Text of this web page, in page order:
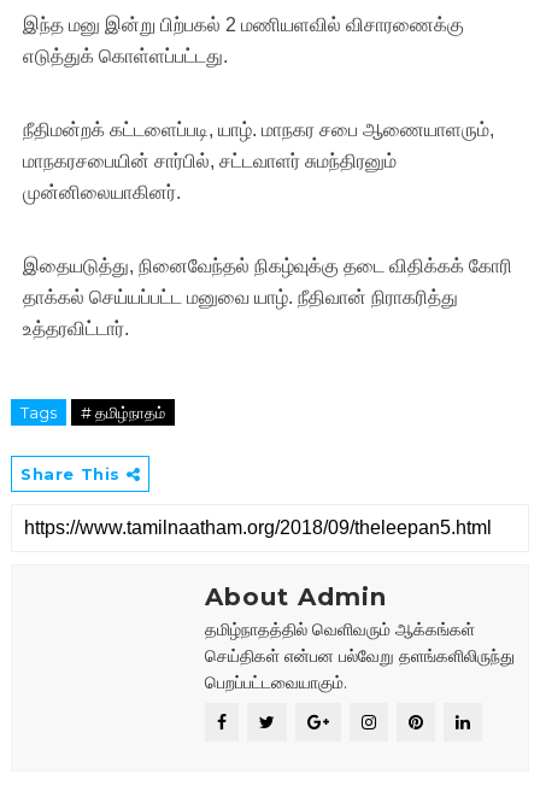
இந்த மனு இன்று பிற்பகல் 2 மணியளவில் விசாரணைக்கு
எடுத்துக் கொள்ளப்பட்டது.
நீதிமன்றக் கட்டளைப்படி, யாழ். மாநகர சபை ஆணையாளரும்,
மாநகரசபையின் சார்பில், சட்டவாளர் சுமந்திரனும்
முன்னிலையாகினர்.
இதையடுத்து, நினைவேந்தல் நிகழ்வுக்கு தடை விதிக்கக் கோரி
தாக்கல் செய்யப்பட்ட மனுவை யாழ். நீதிவான் நிராகரித்து
உத்தரவிட்டார்.
Tags # தமிழ்நாதம்
Share This
About Admin
தமிழ்நாதத்தில் வெளிவரும் ஆக்கங்கள்
செய்திகள் என்பன பல்வேறு தளங்களிலிருந்து
பெறப்பட்டவையாகும்.